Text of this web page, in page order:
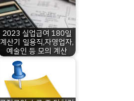
2023 실업급여 180일
계산기 일용직,자영업자,
예술인 등 모의 계산